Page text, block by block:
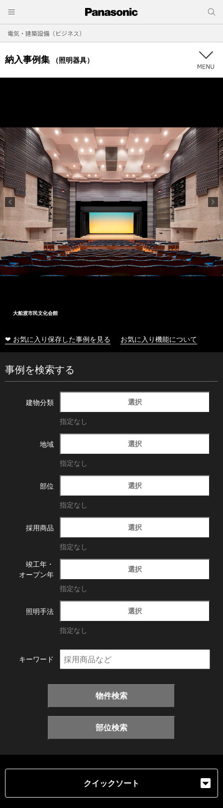
電気・建築設備（ビジネス）
納入事例集 （照明器具）
大船渡市民文化会館
❤ お気に入り保存した事例を見る お気に入り機能について
事例を検索する
建物分類 選択
指定なし
地域 選択
指定なし
部位 選択
指定なし
採用商品 選択
指定なし
竣工年・
オープン年
選択
指定なし
照明手法 選択
指定なし
キーワード
物件検索
部位検索
クイックソート